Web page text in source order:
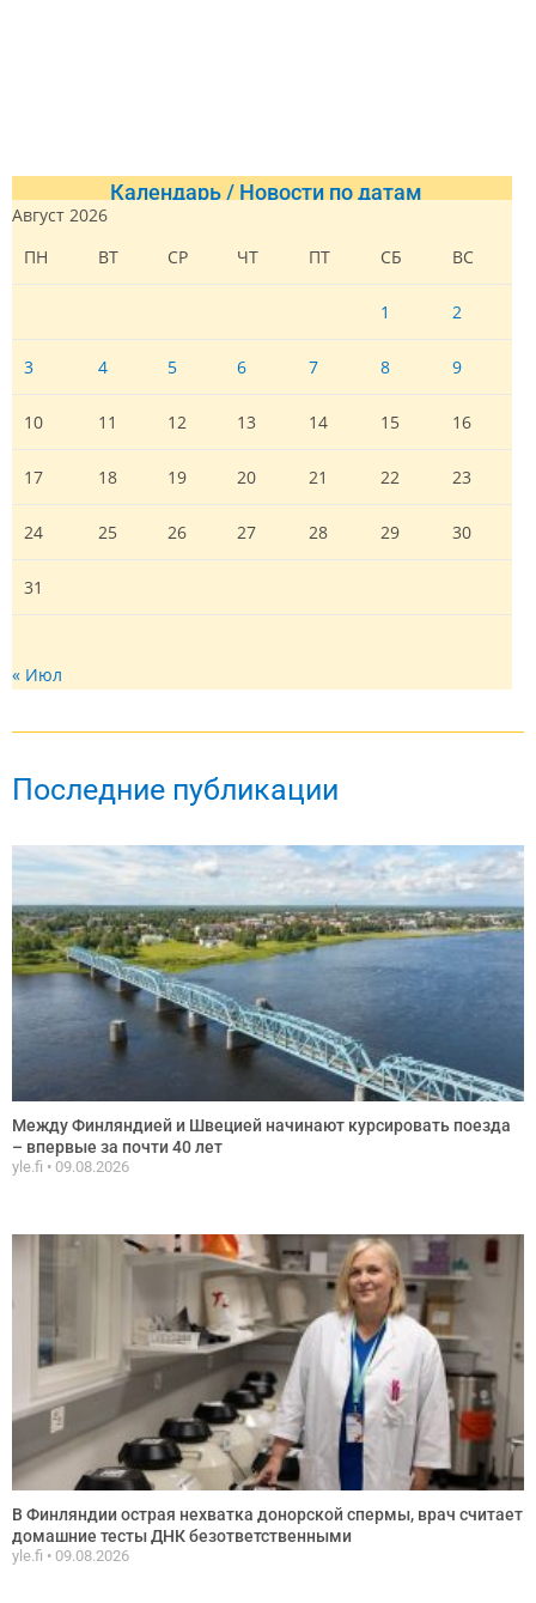
Календарь / Новости по датам
Август 2026
ПН
ВТ СР ЧТ ПТ СБ ВС
1 2
3 4 5 6 7 8 9
10 11 12 13 14 15 16
17 18 19 20 21 22 23
24 25 26 27 28 29 30
31
« Июл
Последние публикации
Между Финляндией и Швецией начинают курсировать поезда
– впервые за почти 40 лет
yle.fi 09.08.2026
В Финляндии острая нехватка донорской спермы, врач считает
домашние тесты ДНК безответственными
yle.fi 09.08.2026